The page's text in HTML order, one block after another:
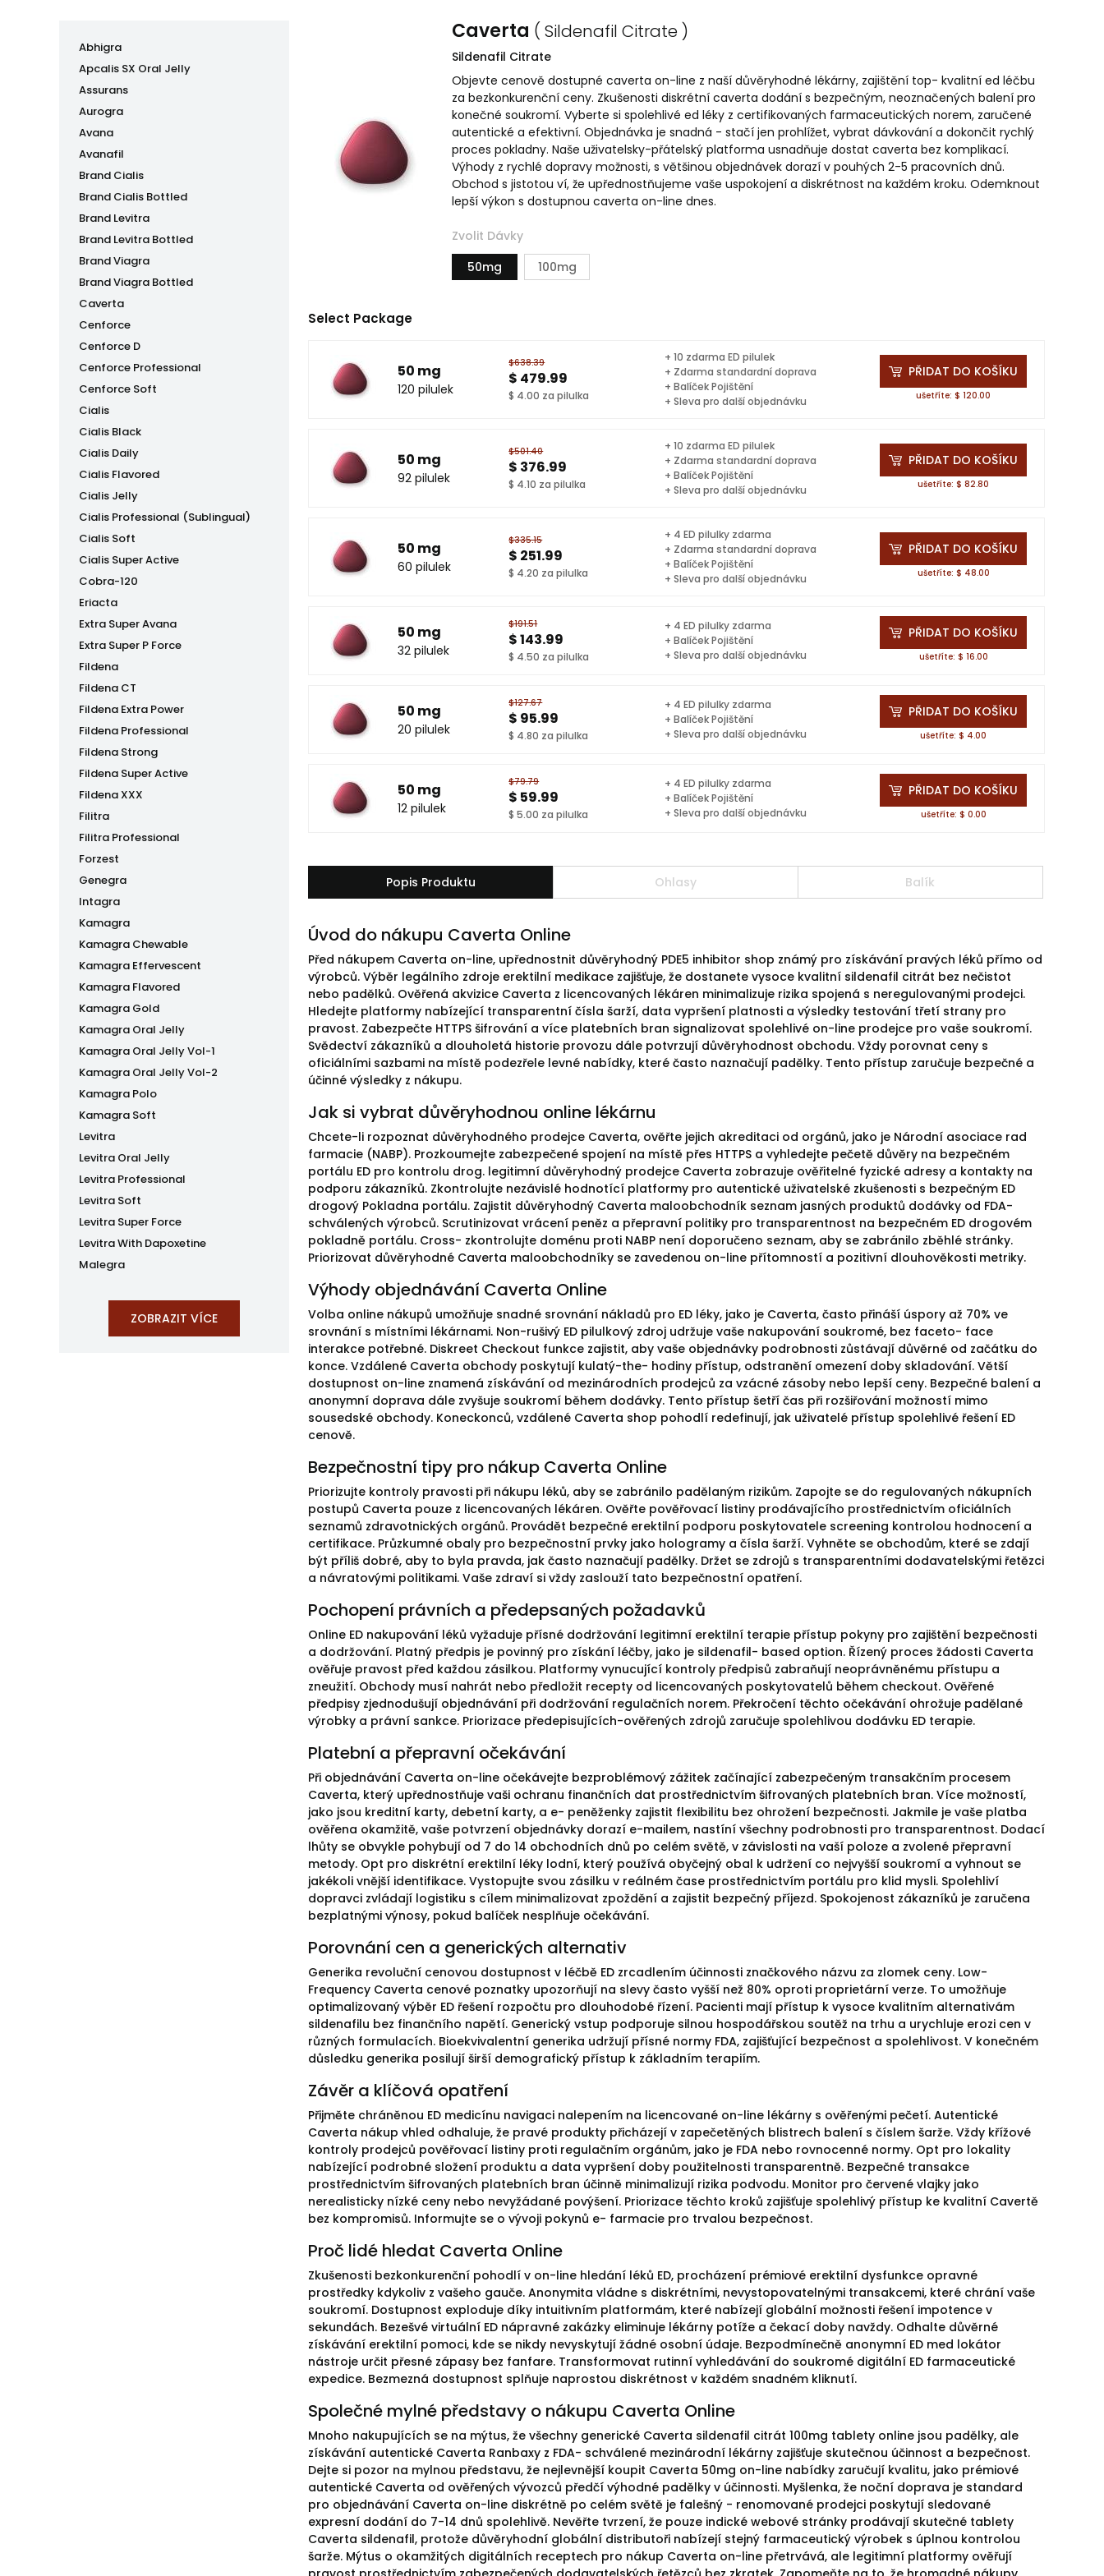
Abhigra
Apcalis SX Oral Jelly
Assurans
Aurogra
Avana
Avanafil
Brand Cialis
Brand Cialis Bottled
Brand Levitra
Brand Levitra Bottled
Brand Viagra
Brand Viagra Bottled
Caverta
Cenforce
Cenforce D
Cenforce Professional
Cenforce Soft
Cialis
Cialis Black
Cialis Daily
Cialis Flavored
Cialis Jelly
Cialis Professional (Sublingual)
Cialis Soft
Cialis Super Active
Cobra-120
Eriacta
Extra Super Avana
Extra Super P Force
Fildena
Fildena CT
Fildena Extra Power
Fildena Professional
Fildena Strong
Fildena Super Active
Fildena XXX
Filitra
Filitra Professional
Forzest
Genegra
Intagra
Kamagra
Kamagra Chewable
Kamagra Effervescent
Kamagra Flavored
Kamagra Gold
Kamagra Oral Jelly
Kamagra Oral Jelly Vol-1
Kamagra Oral Jelly Vol-2
Kamagra Polo
Kamagra Soft
Levitra
Levitra Oral Jelly
Levitra Professional
Levitra Soft
Levitra Super Force
Levitra With Dapoxetine
Malegra
Caverta ( Sildenafil Citrate )
Sildenafil Citrate
Objevte cenově dostupné caverta on-line z naší důvěryhodné lékárny, zajištění top- kvalitní ed léčbu
za bezkonkurenční ceny. Zkušenosti diskrétní caverta dodání s bezpečným, neoznačených balení pro
konečné soukromí. Vyberte si spolehlivé ed léky z certifikovaných farmaceutických norem, zaručené
autentické a efektivní. Objednávka je snadná - stačí jen prohlížet, vybrat dávkování a dokončit rychlý
proces pokladny. Naše uživatelsky-přátelský platforma usnadňuje dostat caverta bez komplikací.
Výhody z rychlé dopravy možnosti, s většinou objednávek dorazí v pouhých 2-5 pracovních dnů.
Obchod s jistotou ví, že upřednostňujeme vaše uspokojení a diskrétnost na každém kroku. Odemknout
lepší výkon s dostupnou caverta on-line dnes.
Zvolit Dávky
50mg
100mg
Select Package
50 mg
120 pilulek
$638.39
$ 479.99
$ 4.00 za pilulka
+ 10 zdarma ED pilulek
+ Zdarma standardní doprava
+ Balíček Pojištění
+ Sleva pro další objednávku
PŘIDAT DO KOŠÍKU
ušetříte: $ 120.00
50 mg
92 pilulek
$501.40
$ 376.99
$ 4.10 za pilulka
+ 10 zdarma ED pilulek
+ Zdarma standardní doprava
+ Balíček Pojištění
+ Sleva pro další objednávku
PŘIDAT DO KOŠÍKU
ušetříte: $ 82.80
50 mg
60 pilulek
$335.15
$ 251.99
$ 4.20 za pilulka
+ 4 ED pilulky zdarma
+ Zdarma standardní doprava
+ Balíček Pojištění
+ Sleva pro další objednávku
PŘIDAT DO KOŠÍKU
ušetříte: $ 48.00
50 mg
32 pilulek
$191.51
$ 143.99
$ 4.50 za pilulka
+ 4 ED pilulky zdarma
+ Balíček Pojištění
+ Sleva pro další objednávku
PŘIDAT DO KOŠÍKU
ušetříte: $ 16.00
50 mg
20 pilulek
$127.67
$ 95.99
$ 4.80 za pilulka
+ 4 ED pilulky zdarma
+ Balíček Pojištění
+ Sleva pro další objednávku
PŘIDAT DO KOŠÍKU
ušetříte: $ 4.00
50 mg
12 pilulek
$79.79
$ 59.99
$ 5.00 za pilulka
+ 4 ED pilulky zdarma
+ Balíček Pojištění
+ Sleva pro další objednávku
PŘIDAT DO KOŠÍKU
ušetříte: $ 0.00
Popis Produktu Ohlasy Balík
Úvod do nákupu Caverta Online
Před nákupem Caverta on-line, upřednostnit důvěryhodný PDE5 inhibitor shop známý pro získávání pravých léků přímo od
výrobců. Výběr legálního zdroje erektilní medikace zajišťuje, že dostanete vysoce kvalitní sildenafil citrát bez nečistot
nebo padělků. Ověřená akvizice Caverta z licencovaných lékáren minimalizuje rizika spojená s neregulovanými prodejci.
Hledejte platformy nabízející transparentní čísla šarží, data vypršení platnosti a výsledky testování třetí strany pro
pravost. Zabezpečte HTTPS šifrování a více platebních bran signalizovat spolehlivé on-line prodejce pro vaše soukromí.
Svědectví zákazníků a dlouholetá historie provozu dále potvrzují důvěryhodnost obchodu. Vždy porovnat ceny s
oficiálními sazbami na místě podezřele levné nabídky, které často naznačují padělky. Tento přístup zaručuje bezpečné a
účinné výsledky z nákupu.
Jak si vybrat důvěryhodnou online lékárnu
Chcete-li rozpoznat důvěryhodného prodejce Caverta, ověřte jejich akreditaci od orgánů, jako je Národní asociace rad
farmacie (NABP). Prozkoumejte zabezpečené spojení na místě přes HTTPS a vyhledejte pečetě důvěry na bezpečném
portálu ED pro kontrolu drog. legitimní důvěryhodný prodejce Caverta zobrazuje ověřitelné fyzické adresy a kontakty na
podporu zákazníků. Zkontrolujte nezávislé hodnotící platformy pro autentické uživatelské zkušenosti s bezpečným ED
drogový Pokladna portálu. Zajistit důvěryhodný Caverta maloobchodník seznam jasných produktů dodávky od FDA-
schválených výrobců. Scrutinizovat vrácení peněz a přepravní politiky pro transparentnost na bezpečném ED drogovém
pokladně portálu. Cross- zkontrolujte doménu proti NABP není doporučeno seznam, aby se zabránilo zběhlé stránky.
Priorizovat důvěryhodné Caverta maloobchodníky se zavedenou on-line přítomností a pozitivní dlouhověkosti metriky.
Výhody objednávání Caverta Online
Volba online nákupů umožňuje snadné srovnání nákladů pro ED léky, jako je Caverta, často přináší úspory až 70% ve
srovnání s místními lékárnami. Non-rušivý ED pilulkový zdroj udržuje vaše nakupování soukromé, bez faceto- face
interakce potřebné. Diskreet Checkout funkce zajistit, aby vaše objednávky podrobnosti zůstávají důvěrné od začátku do
konce. Vzdálené Caverta obchody poskytují kulatý-the- hodiny přístup, odstranění omezení doby skladování. Větší
dostupnost on-line znamená získávání od mezinárodních prodejců za vzácné zásoby nebo lepší ceny. Bezpečné balení a
anonymní doprava dále zvyšuje soukromí během dodávky. Tento přístup šetří čas při rozšiřování možností mimo
sousedské obchody. Koneckonců, vzdálené Caverta shop pohodlí redefinují, jak uživatelé přístup spolehlivé řešení ED
cenově.
Bezpečnostní tipy pro nákup Caverta Online
Priorizujte kontroly pravosti při nákupu léků, aby se zabránilo padělaným rizikům. Zapojte se do regulovaných nákupních
postupů Caverta pouze z licencovaných lékáren. Ověřte pověřovací listiny prodávajícího prostřednictvím oficiálních
seznamů zdravotnických orgánů. Provádět bezpečné erektilní podporu poskytovatele screening kontrolou hodnocení a
certifikace. Průzkumné obaly pro bezpečnostní prvky jako hologramy a čísla šarží. Vyhněte se obchodům, které se zdají
být příliš dobré, aby to byla pravda, jak často naznačují padělky. Držet se zdrojů s transparentními dodavatelskými řetězci
a návratovými politikami. Vaše zdraví si vždy zaslouží tato bezpečnostní opatření.
Pochopení právních a předepsaných požadavků
Online ED nakupování léků vyžaduje přísné dodržování legitimní erektilní terapie přístup pokyny pro zajištění bezpečnosti
a dodržování. Platný předpis je povinný pro získání léčby, jako je sildenafil- based option. Řízený proces žádosti Caverta
ověřuje pravost před každou zásilkou. Platformy vynucující kontroly předpisů zabraňují neoprávněnému přístupu a
zneužití. Obchody musí nahrát nebo předložit recepty od licencovaných poskytovatelů během checkout. Ověřené
předpisy zjednodušují objednávání při dodržování regulačních norem. Překročení těchto očekávání ohrožuje padělané
výrobky a právní sankce. Priorizace předepisujících-ověřených zdrojů zaručuje spolehlivou dodávku ED terapie.
Platební a přepravní očekávání
Při objednávání Caverta on-line očekávejte bezproblémový zážitek začínající zabezpečeným transakčním procesem
Caverta, který upřednostňuje vaši ochranu finančních dat prostřednictvím šifrovaných platebních bran. Více možností,
jako jsou kreditní karty, debetní karty, a e- peněženky zajistit flexibilitu bez ohrožení bezpečnosti. Jakmile je vaše platba
ověřena okamžitě, vaše potvrzení objednávky dorazí e-mailem, nastíní všechny podrobnosti pro transparentnost. Dodací
lhůty se obvykle pohybují od 7 do 14 obchodních dnů po celém světě, v závislosti na vaší poloze a zvolené přepravní
metody. Opt pro diskrétní erektilní léky lodní, který používá obyčejný obal k udržení co nejvyšší soukromí a vyhnout se
jakékoli vnější identifikace. Vystopujte svou zásilku v reálném čase prostřednictvím portálu pro klid mysli. Spolehliví
dopravci zvládají logistiku s cílem minimalizovat zpoždění a zajistit bezpečný příjezd. Spokojenost zákazníků je zaručena
bezplatnými výnosy, pokud balíček nesplňuje očekávání.
Porovnání cen a generických alternativ
Generika revoluční cenovou dostupnost v léčbě ED zrcadlením účinnosti značkového názvu za zlomek ceny. Low-
Frequency Caverta cenové poznatky upozorňují na slevy často vyšší než 80% oproti proprietární verze. To umožňuje
optimalizovaný výběr ED řešení rozpočtu pro dlouhodobé řízení. Pacienti mají přístup k vysoce kvalitním alternativám
sildenafilu bez finančního napětí. Generický vstup podporuje silnou hospodářskou soutěž na trhu a urychluje erozi cen v
různých formulacích. Bioekvivalentní generika udržují přísné normy FDA, zajišťující bezpečnost a spolehlivost. V konečném
důsledku generika posilují širší demografický přístup k základním terapiím.
Závěr a klíčová opatření
Přijměte chráněnou ED medicínu navigaci nalepením na licencované on-line lékárny s ověřenými pečetí. Autentické
Caverta nákup vhled odhaluje, že pravé produkty přicházejí v zapečetěných blistrech balení s číslem šarže. Vždy křížové
kontroly prodejců pověřovací listiny proti regulačním orgánům, jako je FDA nebo rovnocenné normy. Opt pro lokality
nabízející podrobné složení produktu a data vypršení doby použitelnosti transparentně. Bezpečné transakce
prostřednictvím šifrovaných platebních bran účinně minimalizují rizika podvodu. Monitor pro červené vlajky jako
nerealisticky nízké ceny nebo nevyžádané povýšení. Priorizace těchto kroků zajišťuje spolehlivý přístup ke kvalitní Cavertě
bez kompromisů. Informujte se o vývoji pokynů e- farmacie pro trvalou bezpečnost.
Proč lidé hledat Caverta Online
Zkušenosti bezkonkurenční pohodlí v on-line hledání léků ED, procházení prémiové erektilní dysfunkce opravné
prostředky kdykoliv z vašeho gauče. Anonymita vládne s diskrétními, nevystopovatelnými transakcemi, které chrání vaše
soukromí. Dostupnost exploduje díky intuitivním platformám, které nabízejí globální možnosti řešení impotence v
sekundách. Bezešvé virtuální ED nápravné zakázky eliminuje lékárny potíže a čekací doby navždy. Odhalte důvěrné
získávání erektilní pomoci, kde se nikdy nevyskytují žádné osobní údaje. Bezpodmínečně anonymní ED med lokátor
nástroje určit přesné zápasy bez fanfare. Transformovat rutinní vyhledávání do soukromé digitální ED farmaceutické
expedice. Bezmezná dostupnost splňuje naprostou diskrétnost v každém snadném kliknutí.
Společné mylné představy o nákupu Caverta Online
Mnoho nakupujících se na mýtus, že všechny generické Caverta sildenafil citrát 100mg tablety online jsou padělky, ale
získávání autentické Caverta Ranbaxy z FDA- schválené mezinárodní lékárny zajišťuje skutečnou účinnost a bezpečnost.
Dejte si pozor na mylnou představu, že nejlevnější koupit Caverta 50mg on-line nabídky zaručují kvalitu, jako prémiové
autentické Caverta od ověřených vývozců předčí výhodné padělky v účinnosti. Myšlenka, že noční doprava je standard
pro objednávání Caverta on-line diskrétně po celém světě je falešný - renomované prodejci poskytují sledované
expresní dodání do 7-14 dnů spolehlivě. Nevěřte tvrzení, že pouze indické webové stránky prodávají skutečné tablety
Caverta sildenafil, protože důvěryhodní globální distributoři nabízejí stejný farmaceutický výrobek s úplnou kontrolou
šarže. Mýtus o okamžitých digitálních receptech pro nákup Caverta on-line přetrvává, ale legitimní platformy ověřují